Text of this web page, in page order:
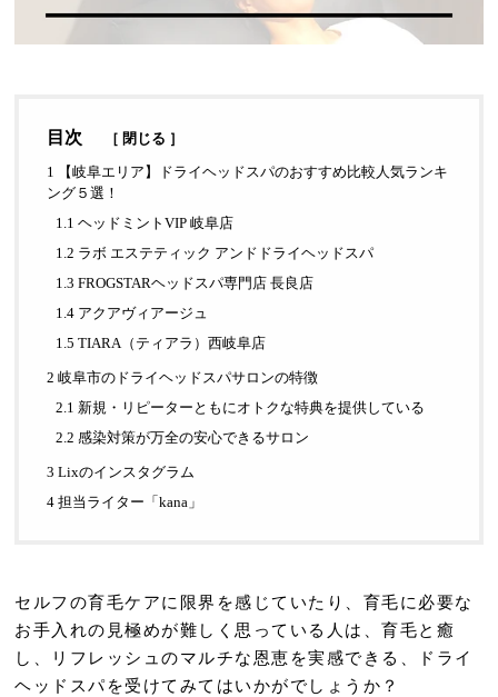
目次 ［ 閉じる ］
1 【岐阜エリア】ドライヘッドスパのおすすめ比較人気ランキ
ング５選！
1.1 ヘッドミントVIP 岐阜店
1.2 ラボ エステティック アンドドライヘッドスパ
1.3 FROGSTARヘッドスパ専門店 長良店
1.4 アクアヴィアージュ
1.5 TIARA（ティアラ）西岐阜店
2 岐阜市のドライヘッドスパサロンの特徴
2.1 新規・リピーターともにオトクな特典を提供している
2.2 感染対策が万全の安心できるサロン
3 Lixのインスタグラム
4 担当ライター「kana」
セルフの育毛ケアに限界を感じていたり、育毛に必要な
お手入れの見極めが難しく思っている人は、育毛と癒
し、リフレッシュのマルチな恩恵を実感できる、ドライ
ヘッドスパを受けてみてはいかがでしょうか？